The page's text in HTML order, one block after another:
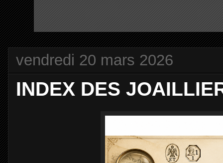
vendredi 20 mars 2026
INDEX DES